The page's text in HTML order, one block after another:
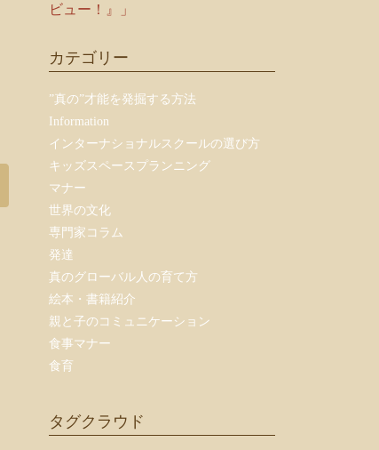
ビュー！』」
カテゴリー
”真の”才能を発掘する方法
Information
インターナショナルスクールの選び方
キッズスペースプランニング
マナー
世界の文化
専門家コラム
発達
真のグローバル人の育て方
絵本・書籍紹介
親と子のコミュニケーション
食事マナー
食育
タグクラウド